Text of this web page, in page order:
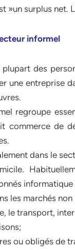
»un surplus net.
informel
des
une entreprise
regroupe
commerce de
dans le
informatique
les marchés
le transport,
ou obligés de